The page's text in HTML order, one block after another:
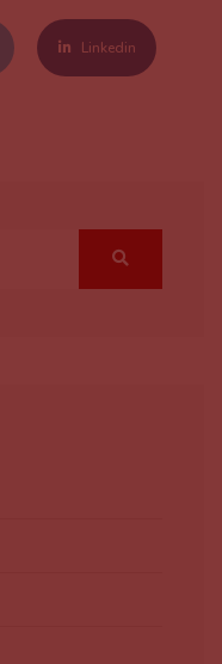
Linkedin